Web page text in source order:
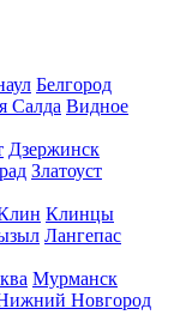
Белгород
Салда Видное
Дзержинск
Златоуст
Клинцы
Лангепас
Мурманск
Новгород